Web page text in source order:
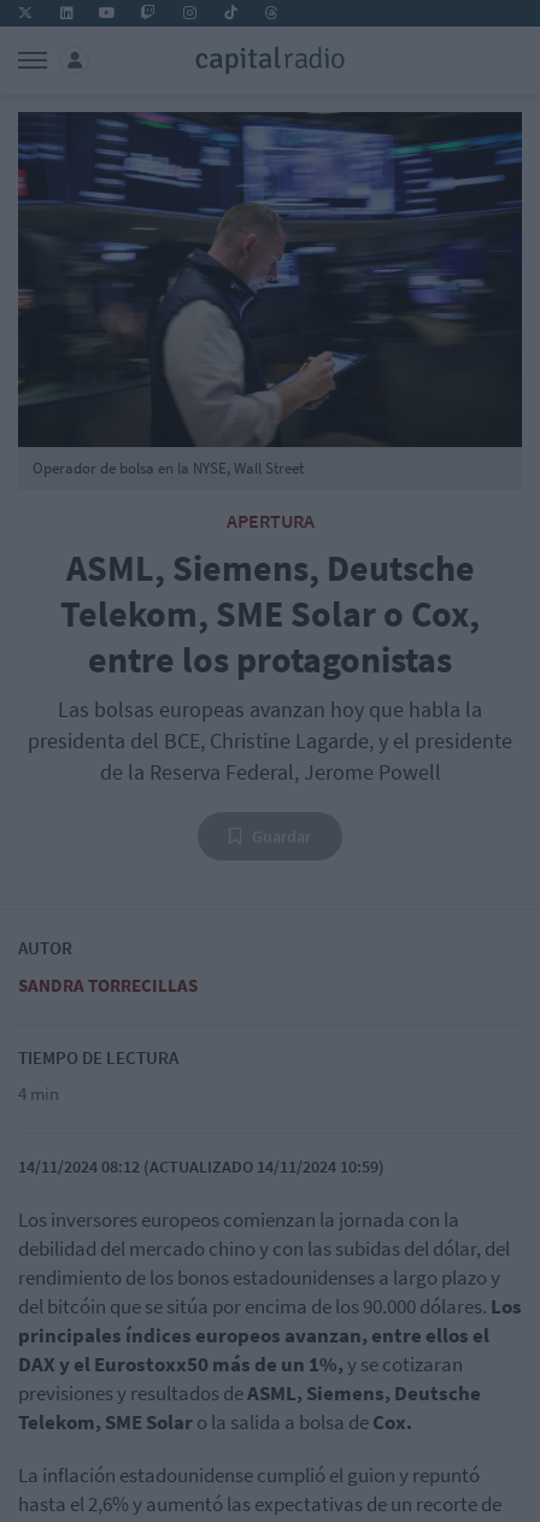
APERTURA
ASML, Siemens, Deutsche
Telekom, SME Solar o Cox,
entre los protagonistas
Las bolsas europeas avanzan hoy que habla la
presidenta del BCE, Christine Lagarde, y el presidente
de la Reserva Federal, Jerome Powell
Operador de bolsa en la NYSE, Wall Street
AUTOR
SANDRA TORRECILLAS
TIEMPO DE LECTURA
4 min
14/11/2024 08:12 (ACTUALIZADO 14/11/2024 10:59)
Los inversores europeos comienzan la jornada con la
debilidad del mercado chino y con las subidas del dólar, del
rendimiento de los bonos estadounidenses a largo plazo y
del bitcóin que se sitúa por encima de los 90.000 dólares. Los
principales índices europeos avanzan, entre ellos el
DAX y el Eurostoxx50 más de un 1%,y se cotizaran
previsiones y resultados deASML, Siemens, Deutsche
Telekom, SME Solaro la salida a bolsa deCox.
La inflación estadounidense cumplió el guion y repuntó
hasta el 2,6% y aumentó las expectativas de un recorte de